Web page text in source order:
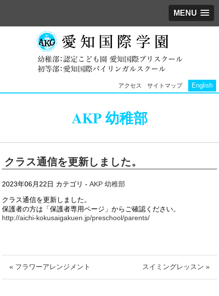
MENU
アクセス サイトマップ English
AKP 幼稚部
クラス通信を更新しました。
2023年06月22日 カテゴリ -AKP 幼稚部
クラス通信を更新しました。
保護者の方は「保護者専用ページ」からご確認ください。
http://aichi-kokusaigakuen.jp/preschool/parents/
« フラワーアレンジメント スイミングレッスン »